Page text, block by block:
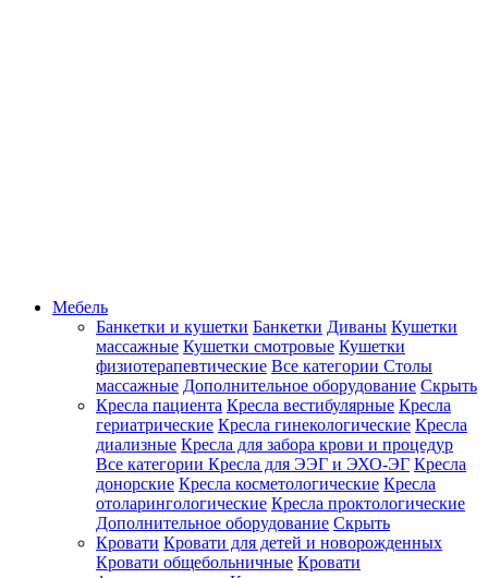
Мебель
Банкетки и кушетки Банкетки Диваны Кушетки
массажные Кушетки смотровые Кушетки
физиотерапевтические Все категории Столы
массажные Дополнительное оборудование Скрыть
Кресла пациента Кресла вестибулярные Кресла
гериатрические Кресла гинекологические Кресла
диализные Кресла для забора крови и процедур
Все категории Кресла для ЭЭГ и ЭХО-ЭГ Кресла
донорские Кресла косметологические Кресла
отоларингологические Кресла проктологические
Дополнительное оборудование Скрыть
Кровати Кровати для детей и новорожденных
Кровати общебольничные Кровати